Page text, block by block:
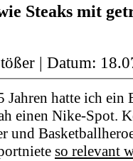
Steaks mit
| Datum:
Jahren hatte ich ein
einen Nike-Spot.
und
so relevant